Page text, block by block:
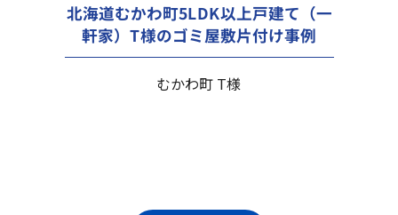
北海道むかわ町5LDK以上戸建て（一
軒家）T様のゴミ屋敷片付け事例
むかわ町 T様